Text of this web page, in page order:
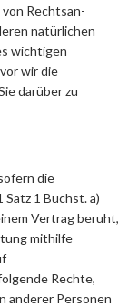
von Rechtsan­
natürlichen
wichtigen
wir die
darüber zu
die
1 Buchst. a)
Vertrag beruht,
mithilfe
Rechte,
anderer Personen